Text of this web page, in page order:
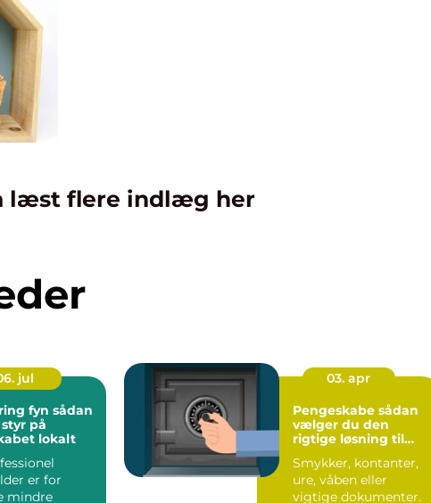
læst flere indlæg her
jul
fyn sådan
på
lokalt
er for
mindre
03. apr
Pengeskabe sådan
vælger du den
rigtige løsning til
Smykker, kontanter,
ure, våben eller
vigtige dokumenter.